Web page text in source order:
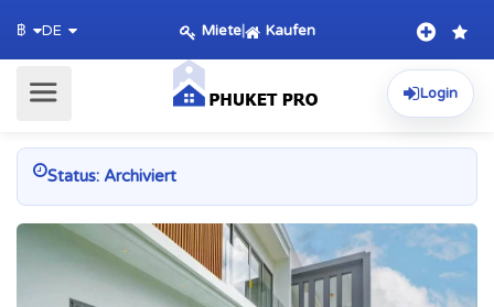
฿ DE Miete| Kaufen
Login
Status: Archiviert